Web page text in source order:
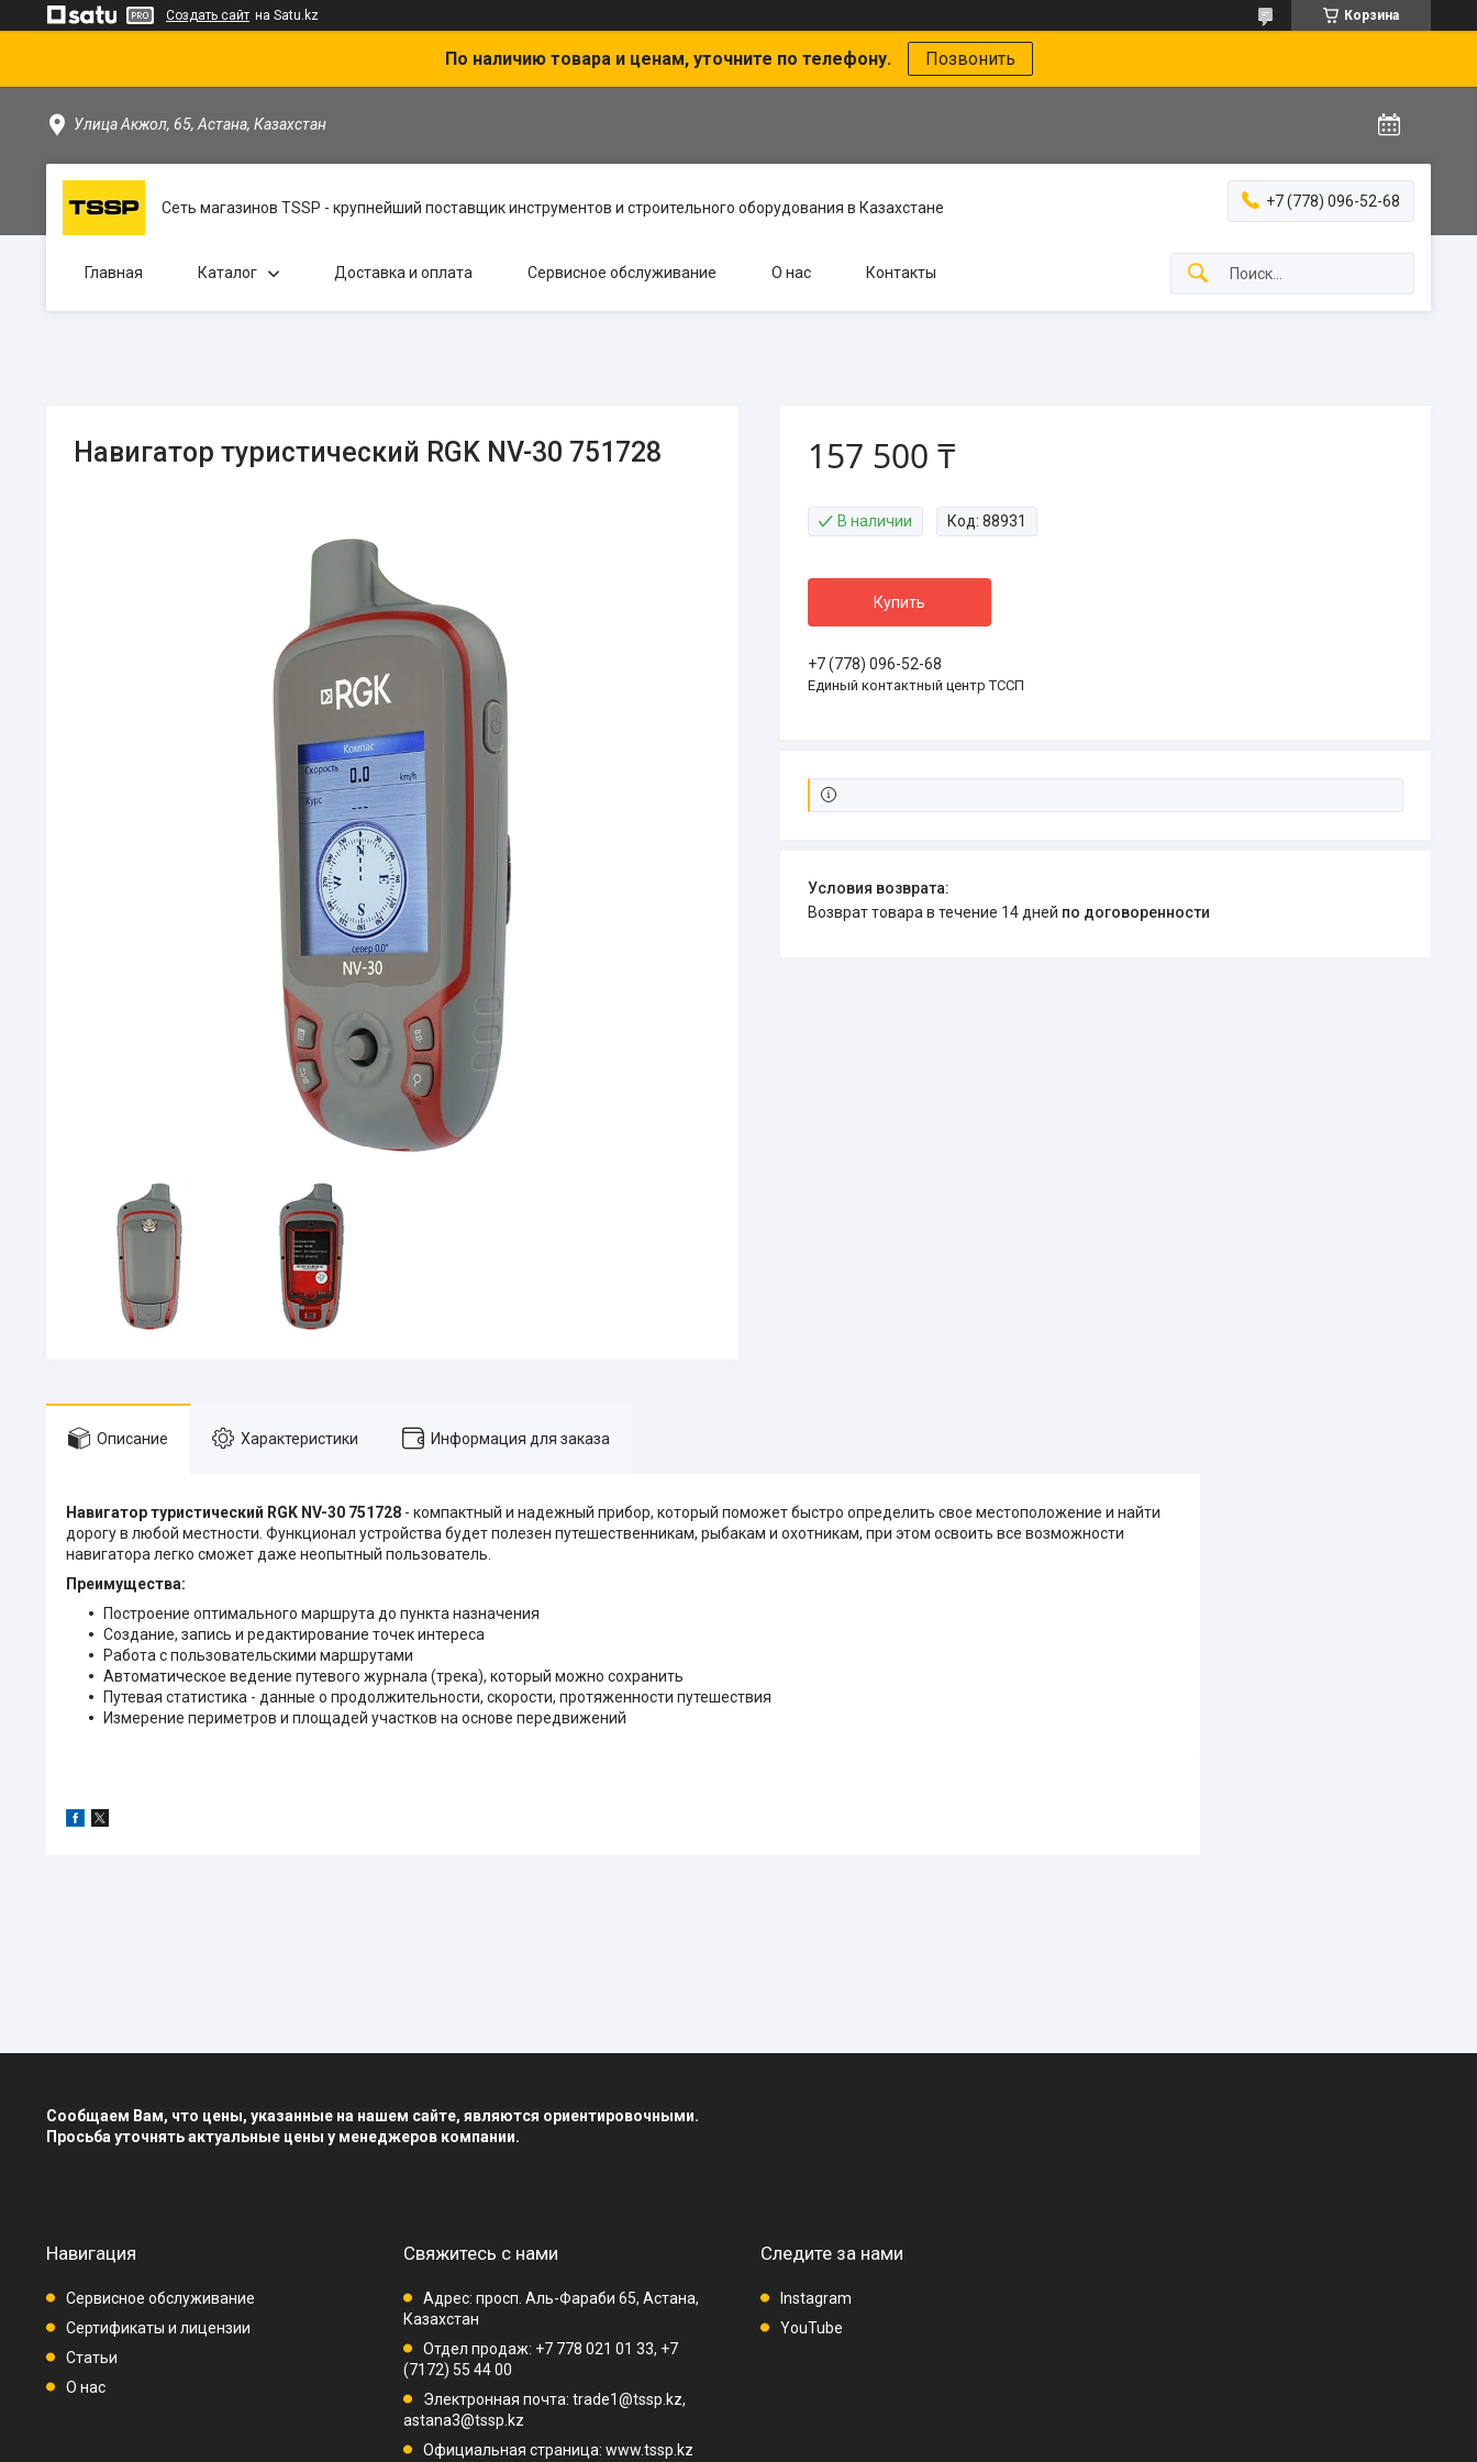
Создать сайт на Satu.kz Корзина
По наличию товара и ценам, уточните по телефону. Позвонить
Улица Акжол, 65, Астана, Казахстан
Сеть магазинов TSSP - крупнейший поставщик инструментов и строительного оборудования в Казахстане +7 (778) 096-52-68
Главная Каталог Доставка и оплата Сервисное обслуживание О нас Контакты
Навигатор туристический RGK NV-30 751728 157 500 ₸
В наличии Код: 88931
Купить
+7 (778) 096-52-68
Единый контактный центр ТССП
возврат товара в течение 14 дней по договоренности
Описание Характеристики Информация для заказа
Навигатор туристический RGK NV-30 751728 - компактный и надежный прибор, который поможет быстро определить свое местоположение и найти
дорогу в любой местности. Функционал устройства будет полезен путешественникам, рыбакам и охотникам, при этом освоить все возможности
навигатора легко сможет даже неопытный пользователь.
Преимущества:
Построение оптимального маршрута до пункта назначения
Создание, запись и редактирование точек интереса
Работа с пользовательскими маршрутами
Автоматическое ведение путевого журнала (трека), который можно сохранить
Путевая статистика - данные о продолжительности, скорости, протяженности путешествия
Измерение периметров и площадей участков на основе передвижений
Сообщаем Вам, что цены, указанные на нашем сайте, являются ориентировочными.
Просьба уточнять актуальные цены у менеджеров компании.
Навигация
Сервисное обслуживание
Сертификаты и лицензии
Статьи
О нас
Свяжитесь с нами
Адрес: просп. Аль-Фараби 65, Астана,
Казахстан
Отдел продаж: +7 778 021 01 33, +7
(7172) 55 44 00
Электронная почта: trade1@tssp.kz,
astana3@tssp.kz
Официальная страница: www.tssp.kz
Следите за нами
Instagram
YouTube